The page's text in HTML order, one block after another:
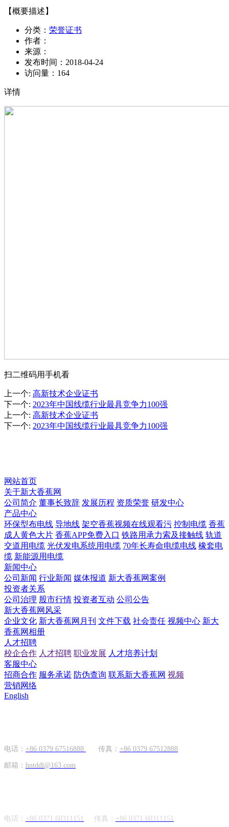
【概要描述】
分类： 荣誉证书
作者：
来源：
发布时间： 2018-04-24
访问量： 164
详情
扫二维码用手机看
上一个: 高新技术企业证书
下一个: 2023年中国线缆行业最具竞争力100强
上一个: 高新技术企业证书
下一个: 2023年中国线缆行业最具竞争力100强
网站首页
关于新大香蕉网
公司简介 董事长致辞 发展历程 资质荣誉 研发中心
产品中心
环保型布电线 导地线 架空香蕉视频在线观看污 控制电缆 香蕉
成人黄色大片 香蕉APP免费入口 铁路用承力索及接触线 轨道
交道用电缆 光伏发电系统用电缆 70年长寿命电缆电线 橡套电
缆 新能源用电缆
新闻中心
公司新闻 行业新闻 媒体报道 新大香蕉网案例
投资者关系
公司治理 股市行情 投资者互动 公司公告
新大香蕉网风采
企业文化 新大香蕉网月刊 文件下载 社会责任 视频中心 新大
香蕉网相册
人才招聘
校企合作 人才招聘 职业发展 人才培养计划
客服中心
招商合作 服务承诺 防伪查询 联系新大香蕉网 视频
营销网络
English
电话： +86 0379 67516888 传真： +86 0379 67512888
邮箱： hntddl@163.com
电话： +86 0371 60311151 传真： +86 0371 60311151